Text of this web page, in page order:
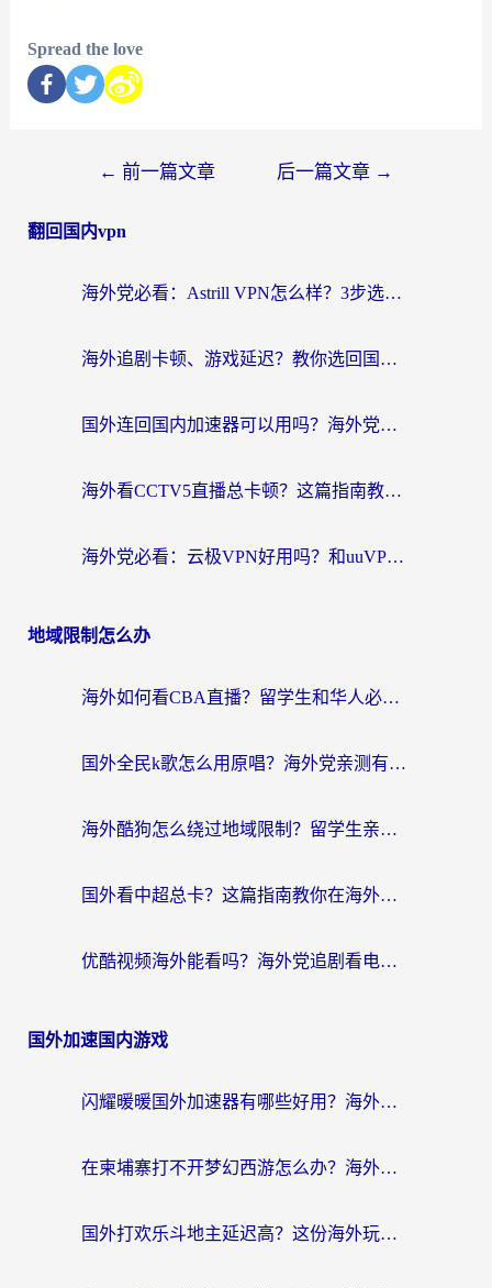
Spread the love
← 前一篇文章 后一篇文章 →
翻回国内vpn
海外党必看：Astrill VPN怎么样？3步选对回国加速器实现无缝刷剧玩游戏
海外追剧卡顿、游戏延迟？教你选回国加速器，附免费加速器试用一小时福利
国外连回国内加速器可以用吗？海外党亲测实用指南，解决追剧游戏卡顿难题
海外看CCTV5直播总卡顿？这篇指南教你选对回国加速器，无缝刷国内资源
海外党必看：云极VPN好用吗？和uuVPN对比哪个回国效果更好？附真实体验+避坑指南
地域限制怎么办
海外如何看CBA直播？留学生和华人必看的无卡顿观赛指南
国外全民k歌怎么用原唱？海外党亲测有效的回国加速解决方案
海外酷狗怎么绕过地域限制？留学生亲测有效的回国加速器选择指南
国外看中超总卡？这篇指南教你在海外流畅看体育赛事+中文解说（附避坑技巧）
优酷视频海外能看吗？海外党追剧看电影的终极解决方案来了
国外加速国内游戏
闪耀暖暖国外加速器有哪些好用？海外党亲测的国服游戏加速终极指南
在柬埔寨打不开梦幻西游怎么办？海外玩家国服游戏加速终极指南
国外打欢乐斗地主延迟高？这份海外玩家国服游戏加速指南帮你解决卡顿烦恼